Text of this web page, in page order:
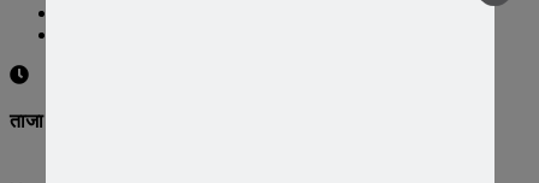
ताजा